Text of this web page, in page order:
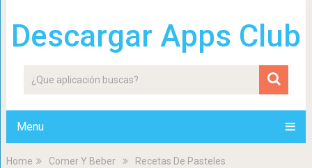
Descargar Apps Club
Menu
Home Comer Y Beber Recetas De Pasteles